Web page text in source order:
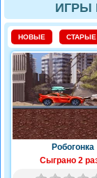
ИГРЫ
НОВЫЕ СТАРЫЕ
Робогонка
Сыграно 2